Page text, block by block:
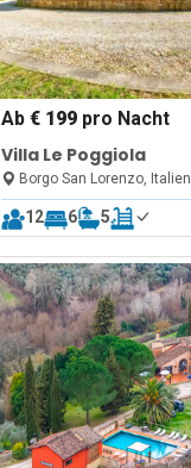
Ab € 199pro Nacht
Villa Le Poggiola
Borgo San Lorenzo, Italien
12 6 5